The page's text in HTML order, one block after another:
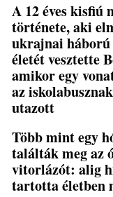
A 12 éves kisfiú
története, aki
ukrajnai
életét vesztette
amikor egy
az
utazott
Több mint egy
találták meg az
vitorlázót: alig
tartotta életben